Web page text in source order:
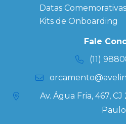
Datas
Datas Comemorativas
Kits de Onboarding
Fale
(11)
Av. Água Fria, 467,